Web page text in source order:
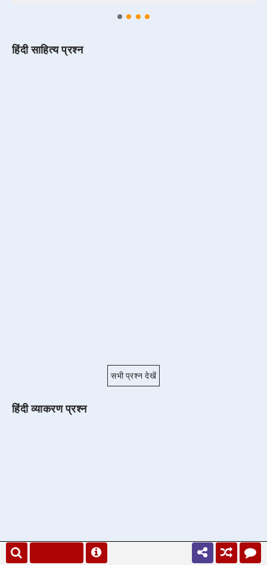
हिंदी साहित्य प्रश्न
सभी प्रश्न देखें
हिंदी व्याकरण प्रश्न